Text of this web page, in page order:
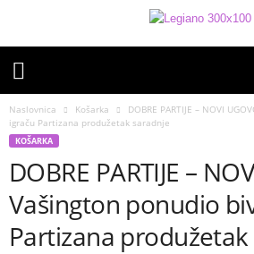
Naslovnica Košarka
DOBRE PARTIJE – NOVI
igraču Partizana produžetak saradnje
KOŠARKA
DOBRE PARTIJE –
Vašington ponudio
Partizana